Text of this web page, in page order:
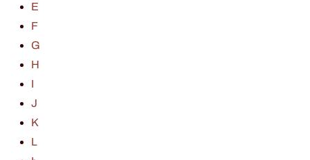
E
F
G
H
I
J
K
L